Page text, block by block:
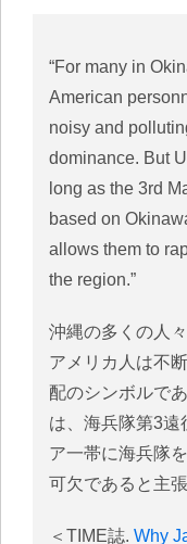
“For many in
American
noisy and
dominance. But
long as the 3rd
based on
allows them to
the region.”
沖縄の多くの人
アメリカ人は不
配のシンボルで
は、海兵隊第3遠
ア一帯に海兵隊
可欠であると主張
＜TIME誌. Why